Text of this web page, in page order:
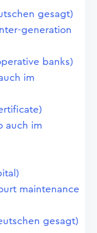
gesagt)
generation
banks)
im
auch im
maintenance
gesagt)